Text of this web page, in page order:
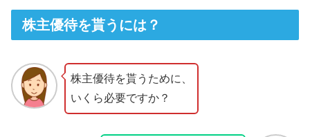
株主優待を貰うには？
株主優待を貰うために、
いくら必要ですか？